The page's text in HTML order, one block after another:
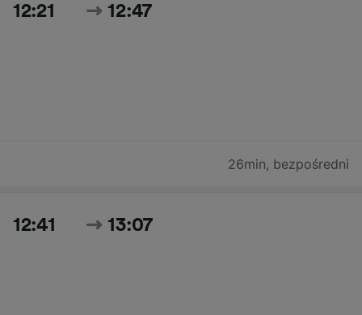
12:21 12:47
26min, bezpośredni
12:41 13:07